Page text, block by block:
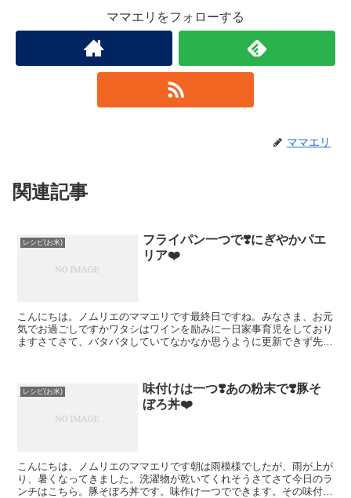
ママエリをフォローする
ママエリ
関連記事
レシピ(お米)
フライパン一つで❣️にぎやかパエ
リア❤️
こんにちは。ノムリエのママエリです最終日ですね。みなさま、お元
気でお過ごしですかワタシはワインを励みに一日家事育児をしており
ますさてさて、バタバタしていてなかなか思うように更新できず先日
レシピ(お米)
味付けは一つ❣️あの粉末で❣️豚そ
ぼろ丼❤️
こんにちは。ノムリエのママエリです朝は雨模様でしたが、雨が上が
り、暑くなってきました。洗濯物が乾いてくれそうさてさて今日のラ
ンチはこちら。豚そぼろ丼です。味作け一つでできます。その味付け